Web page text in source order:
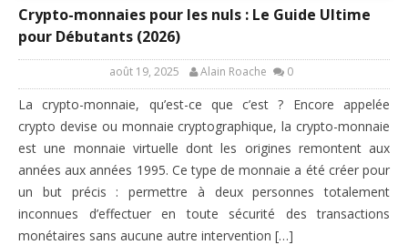
Crypto-monnaies pour les nuls : Le Guide Ultime
pour Débutants (2026)
août 19, 2025 Alain Roache 0
La crypto-monnaie, qu’est-ce que c’est ? Encore appelée
crypto devise ou monnaie cryptographique, la crypto-monnaie
est une monnaie virtuelle dont les origines remontent aux
années aux années 1995. Ce type de monnaie a été créer pour
un but précis : permettre à deux personnes totalement
inconnues d’effectuer en toute sécurité des transactions
monétaires sans aucune autre intervention […]